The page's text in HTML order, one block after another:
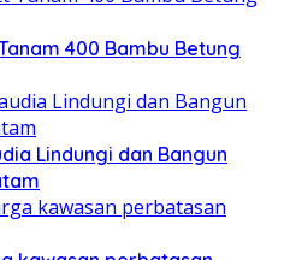
400 Bambu Betung
Lindungi dan Bangun